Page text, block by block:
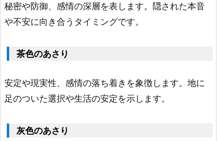
り
1.
茶
の
あ
り
秘密や防御、感情の深層を表します。隠された本音
や不安に向き合うタイミングです。
茶色のあさり
安定や現実性、感情の落ち着きを象徴します。地に
足のついた選択や生活の安定を示します。
灰色のあさり